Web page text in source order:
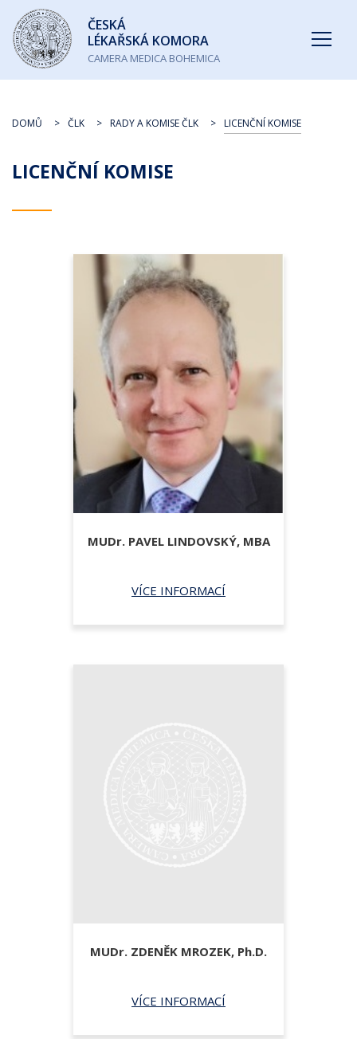
Česká
lékařská
komora
ČESKÁ
LÉKAŘSKÁ KOMORA
CAMERA MEDICA BOHEMICA
LICENČNÍ KOMISE
DOMŮ ČLK RADY A KOMISE ČLK LICENČNÍ KOMISE
MUDr. PAVEL LINDOVSKÝ,MBA
VÍCE INFORMACÍ
MUDr. ZDENĚK MROZEK, Ph.D.
VÍCE INFORMACÍ